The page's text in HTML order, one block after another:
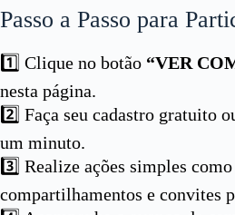
Passo a Passo para
1️⃣ Clique no botão “VER
nesta página.
2️⃣ Faça seu cadastro gratuito
um minuto.
3️⃣ Realize ações simples
compartilhamentos e convites